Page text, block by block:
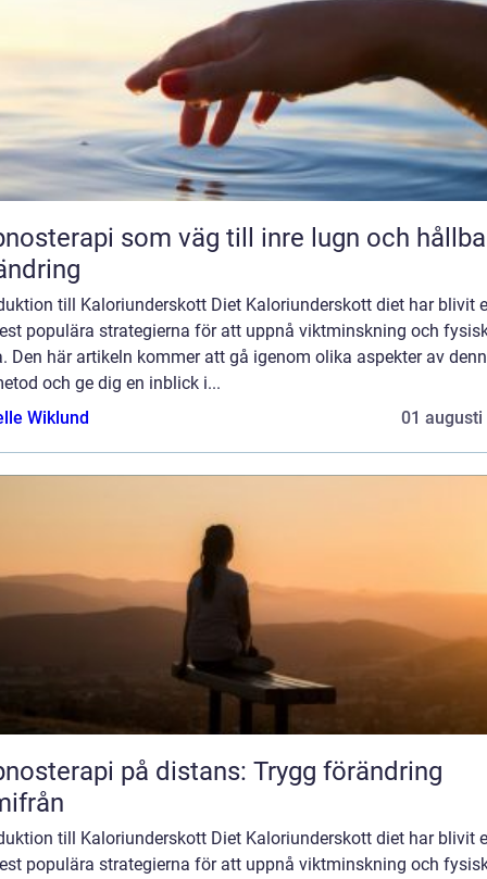
som väg till inre lugn och
till Kaloriunderskott Diet Kaloriunderskott diet har blivit
populära strategierna för att uppnå viktminskning och
Den här artikeln kommer att gå igenom olika aspekter av
och ge dig en inblick i...
Wiklund
01 augusti
på distans: Trygg förändring
till Kaloriunderskott Diet Kaloriunderskott diet har blivit
populära strategierna för att uppnå viktminskning och